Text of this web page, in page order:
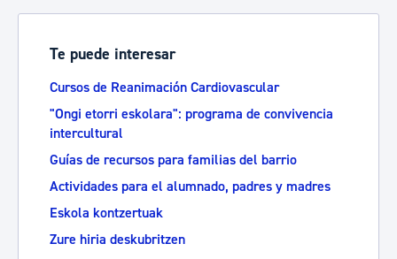
Te puede interesar
Cursos de Reanimación Cardiovascular
"Ongi etorri eskolara": programa de convivencia
intercultural
Guías de recursos para familias del barrio
Actividades para el alumnado, padres y madres
Eskola kontzertuak
Zure hiria deskubritzen